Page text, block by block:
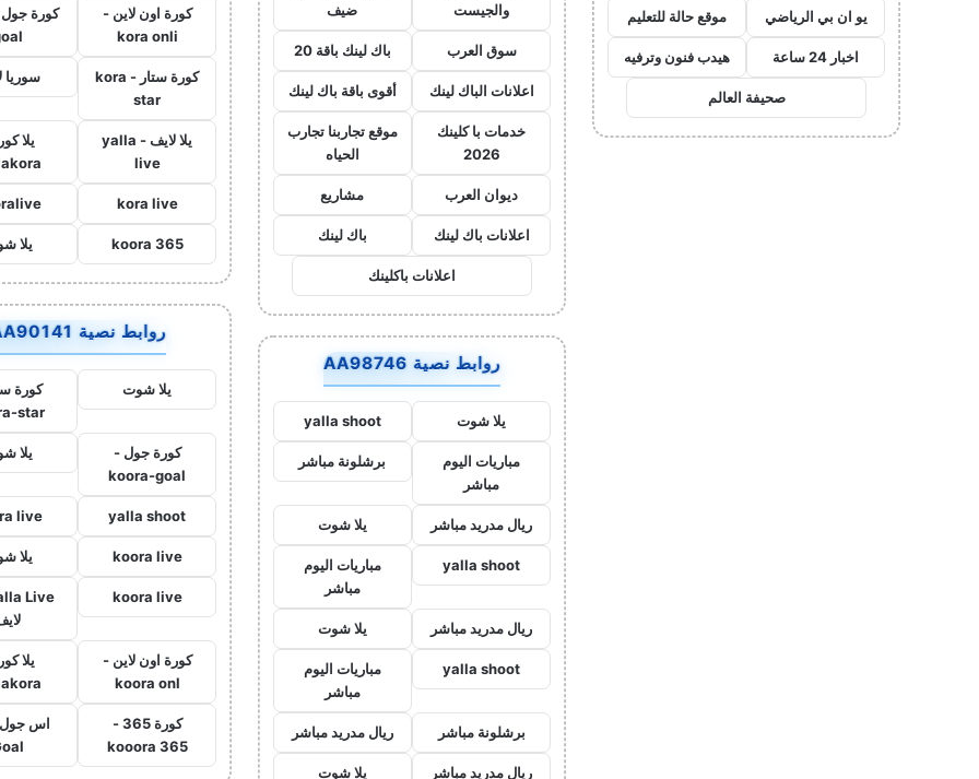
يو ان بي الرياضي موقع حالة للتعليم
اخبار 24 ساعة هيدب فنون وترفيه
صحيفة العالم
والجيست
ضيف
سوق العرب باك لينك باقة 20
اعلانات الباك لينك أقوى باقة باك لينك
خدمات با كلينك
2026
موقع تجاربنا تجارب
الحياه
ديوان العرب مشاريع
اعلانات باك لينك باك لينك
اعلانات باكلينك
روابط نصية AA98746
يلا شوت yalla shoot
مباريات اليوم
مباشر
برشلونة مباشر
ريال مدريد مباشر يلا شوت
yalla shoot
مباريات اليوم
مباشر
ريال مدريد مباشر يلا شوت
yalla shoot
مباريات اليوم
مباشر
برشلونة مباشر ريال مدريد مباشر
ريال مدريد مباشر يلا شوت
كورة اون لاين -
kora onli
كورة ستار - kora
star
سوريا
يلا لايف - yalla
live
يلا
kora live
koora 365 يلا
روابط نصية AA90141
يلا شوت
كورة
star
كورة جول -
koora-goal
يلا
yalla shoot
live
koora live يلا
koora live
كورة اون لاين -
koora onl
يلا
كورة 365 -
kooora 365